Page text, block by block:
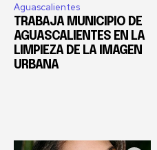
Aguascalientes
TRABAJA MUNICIPIO DE
AGUASCALIENTES EN LA
LIMPIEZA DE LA IMAGEN
URBANA